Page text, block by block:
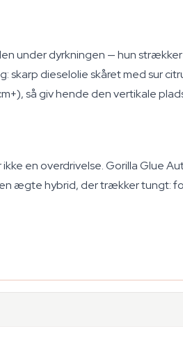
under dyrkningen — hun
dieselolie skåret med sur
så giv hende den vertikale
en overdrivelse. Gorilla Glue
ægte hybrid, der trækker tungt: